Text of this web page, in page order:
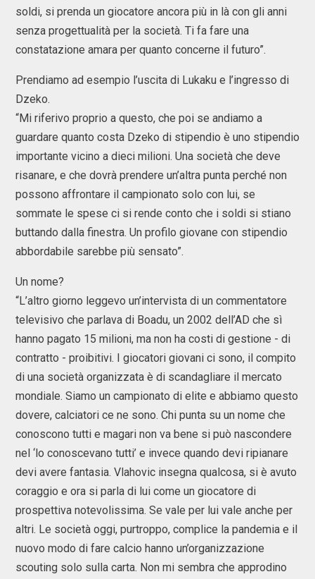
soldi, si prenda un giocatore ancora più in là con gli anni
senza progettualità per la società. Ti fa fare una
constatazione amara per quanto concerne il futuro”.
Prendiamo ad esempio l’uscita di Lukaku e l’ingresso di
Dzeko.
“Mi riferivo proprio a questo, che poi se andiamo a
guardare quanto costa Dzeko di stipendio è uno stipendio
importante vicino a dieci milioni. Una società che deve
risanare, e che dovrà prendere un’altra punta perché non
possono affrontare il campionato solo con lui, se
sommate le spese ci si rende conto che i soldi si stiano
buttando dalla finestra. Un profilo giovane con stipendio
abbordabile sarebbe più sensato”.
Un nome?
“L’altro giorno leggevo un’intervista di un commentatore
televisivo che parlava di Boadu, un 2002 dell’AD che sì
hanno pagato 15 milioni, ma non ha costi di gestione - di
contratto - proibitivi. I giocatori giovani ci sono, il compito
di una società organizzata è di scandagliare il mercato
mondiale. Siamo un campionato di elite e abbiamo questo
dovere, calciatori ce ne sono. Chi punta su un nome che
conoscono tutti e magari non va bene si può nascondere
nel ‘lo conoscevano tutti’ e invece quando devi ripianare
devi avere fantasia. Vlahovic insegna qualcosa, si è avuto
coraggio e ora si parla di lui come un giocatore di
prospettiva notevolissima. Se vale per lui vale anche per
altri. Le società oggi, purtroppo, complice la pandemia e il
nuovo modo di fare calcio hanno un’organizzazione
scouting solo sulla carta. Non mi sembra che approdino